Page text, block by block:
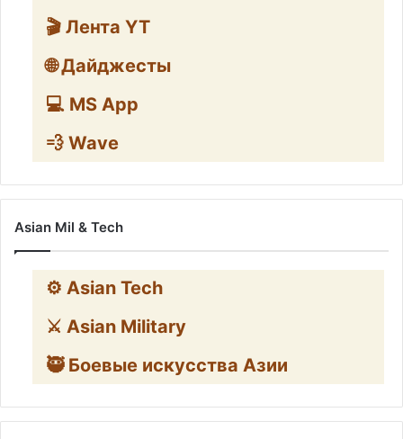
🎬 Лента YT
🌐 Дайджесты
💻 MS App
💨 Wave
Asian Mil & Tech
⚙️ Asian Tech
⚔️ Asian Military
🥷 Боевые искусства Азии